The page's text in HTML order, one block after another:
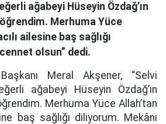
ağabeyi Hüseyin Özdağ’ın
Merhuma Yüce
ailesine baş sağlığı
olsun” dedi.
Meral Akşener, “Selvi
ağabeyi Hüseyin Özdağ’ın
Merhuma Yüce Allah’tan
baş sağlığı diliyorum. Mekânı